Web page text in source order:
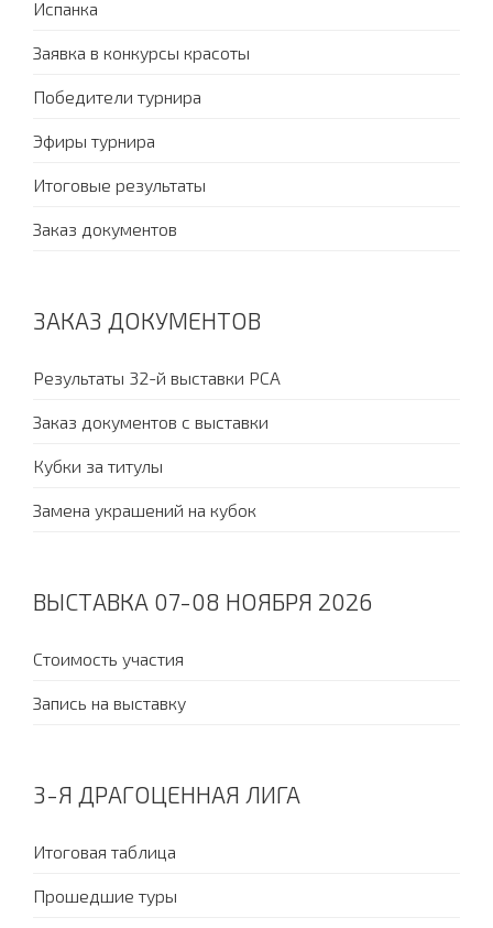
Испанка
Заявка в конкурсы красоты
Победители турнира
Эфиры турнира
Итоговые результаты
Заказ документов
ЗАКАЗ ДОКУМЕНТОВ
Результаты 32-й выставки PCA
Заказ документов с выставки
Кубки за титулы
Замена украшений на кубок
ВЫСТАВКА 07-08 НОЯБРЯ 2026
Стоимость участия
Запись на выставку
3-Я ДРАГОЦЕННАЯ ЛИГА
Итоговая таблица
Прошедшие туры